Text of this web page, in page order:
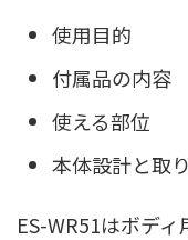
使用目的
付属品の内容
使える部位
本体設計と取
ES-WR51はボデ